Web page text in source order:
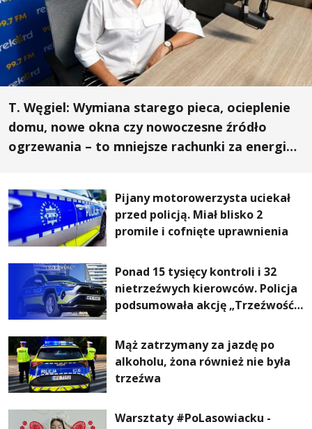
T. Węgiel: Wymiana starego pieca, ocieplenie
domu, nowe okna czy nowoczesne źródło
ogrzewania – to mniejsze rachunki za energię,
Pijany motorowerzysta uciekał
przed policją. Miał blisko 2
promile i cofnięte uprawnienia
Ponad 15 tysięcy kontroli i 32
nietrzeźwych kierowców. Policja
podsumowała akcję „Trzeźwość”
Mąż zatrzymany za jazdę po
alkoholu, żona również nie była
trzeźwa
Warsztaty #PoLasowiacku -